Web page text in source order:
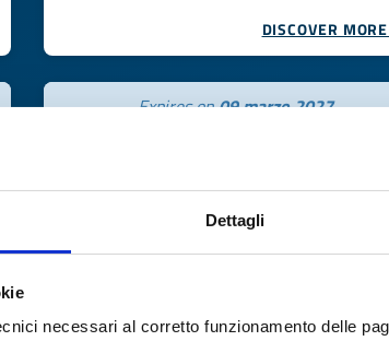
Dettagli
necessari al corretto funzionamento delle
DISCOVER
Expires on09 marzo 2027